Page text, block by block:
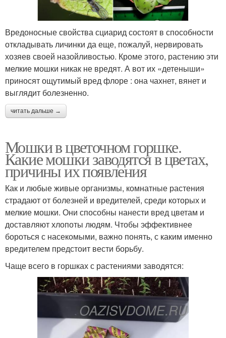
Вредоносные свойства сциарид состоят в способности
откладывать личинки да еще, пожалуй, нервировать
хозяев своей назойливостью. Кроме этого, растению эти
мелкие мошки никак не вредят. А вот их «детеныши»
приносят ощутимый вред флоре : она чахнет, вянет и
выглядит болезненно.
читать дальше →
Мошки в цветочном горшке.
Какие мошки заводятся в цветах,
причины их появления
Как и любые живые организмы, комнатные растения
страдают от болезней и вредителей, среди которых и
мелкие мошки. Они способны нанести вред цветам и
доставляют хлопоты людям. Чтобы эффективнее
бороться с насекомыми, важно понять, с каким именно
вредителем предстоит вести борьбу.
Чаще всего в горшках с растениями заводятся: